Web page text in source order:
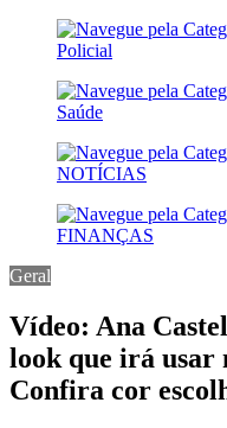
Policial
Saúde
NOTÍCIAS
FINANÇAS
Geral
Vídeo: Ana
look que irá
Confira cor